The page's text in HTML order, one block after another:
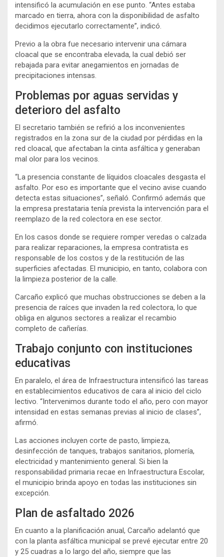
intensificó la acumulación en ese punto. “Antes estaba
marcado en tierra, ahora con la disponibilidad de asfalto
decidimos ejecutarlo correctamente”, indicó.
Previo a la obra fue necesario intervenir una cámara
cloacal que se encontraba elevada, la cual debió ser
rebajada para evitar anegamientos en jornadas de
precipitaciones intensas.
Problemas por aguas servidas y
deterioro del asfalto
El secretario también se refirió a los inconvenientes
registrados en la zona sur de la ciudad por pérdidas en la
red cloacal, que afectaban la cinta asfáltica y generaban
mal olor para los vecinos.
“La presencia constante de líquidos cloacales desgasta el
asfalto. Por eso es importante que el vecino avise cuando
detecta estas situaciones”, señaló. Confirmó además que
la empresa prestataria tenía prevista la intervención para el
reemplazo de la red colectora en ese sector.
En los casos donde se requiere romper veredas o calzada
para realizar reparaciones, la empresa contratista es
responsable de los costos y de la restitución de las
superficies afectadas. El municipio, en tanto, colabora con
la limpieza posterior de la calle.
Carcaño explicó que muchas obstrucciones se deben a la
presencia de raíces que invaden la red colectora, lo que
obliga en algunos sectores a realizar el recambio
completo de cañerías.
Trabajo conjunto con instituciones
educativas
En paralelo, el área de Infraestructura intensificó las tareas
en establecimientos educativos de cara al inicio del ciclo
lectivo. “Intervenimos durante todo el año, pero con mayor
intensidad en estas semanas previas al inicio de clases”,
afirmó.
Las acciones incluyen corte de pasto, limpieza,
desinfección de tanques, trabajos sanitarios, plomería,
electricidad y mantenimiento general. Si bien la
responsabilidad primaria recae en Infraestructura Escolar,
el municipio brinda apoyo en todas las instituciones sin
excepción.
Plan de asfaltado 2026
En cuanto a la planificación anual, Carcaño adelantó que
con la planta asfáltica municipal se prevé ejecutar entre 20
y 25 cuadras a lo largo del año, siempre que las